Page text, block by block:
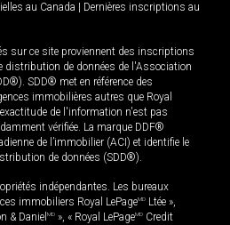
au Canada
Dernières inscriptions au
sur ce site proviennent des inscriptions
distribution de données de l'Association
SDD® met en référence des
immobilières autres que Royal
de l'information n'est pas
vérifiée. La marque DDF®
de l’immobilier (ACI) et identifie le
de données (SDD®).
indépendantes. Les bureaux
immobiliers Royal LePageMD Ltée »,
& Daniel MD », « Royal LePageMD Credit